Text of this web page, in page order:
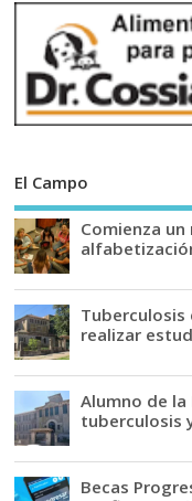
El Campo
Comienza
Tuberculosis
realizar
Alumno de
tuberculosis
Becas